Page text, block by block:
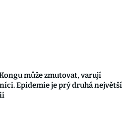
může zmutovat, varují
Epidemie je prý druhá největší